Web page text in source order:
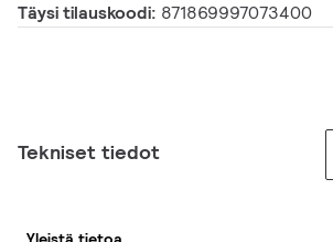
Täysi tilauskoodi: 871869997073400
Tekniset tiedot